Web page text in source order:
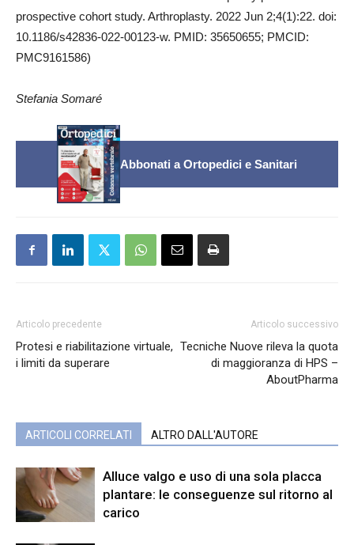
prospective cohort study. Arthroplasty. 2022 Jun 2;4(1):22. doi:
10.1186/s42836-022-00123-w. PMID: 35650655; PMCID:
PMC9161586)
Stefania Somaré
Abbonati a Ortopedici e Sanitari
Articolo precedente
Protesi e riabilitazione virtuale,
i limiti da superare
Articolo successivo
Tecniche Nuove rileva la quota
di maggioranza di HPS –
AboutPharma
ARTICOLI CORRELATI ALTRO DALL'AUTORE
Alluce valgo e uso di una sola placca
plantare: le conseguenze sul ritorno al
carico